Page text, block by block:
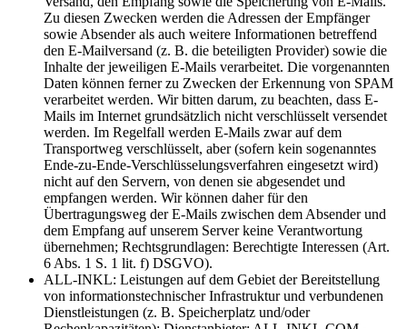
Zu diesen Zwecken werden die Adressen der Empfänger
sowie Absender als auch weitere Informationen betreffend
den E-Mailversand (z. B. die beteiligten Provider) sowie die
Inhalte der jeweiligen E-Mails verarbeitet. Die vorgenannten
Daten können ferner zu Zwecken der Erkennung von SPAM
verarbeitet werden. Wir bitten darum, zu beachten, dass E-
Mails im Internet grundsätzlich nicht verschlüsselt versendet
werden. Im Regelfall werden E-Mails zwar auf dem
Transportweg verschlüsselt, aber (sofern kein sogenanntes
Ende-zu-Ende-Verschlüsselungsverfahren eingesetzt wird)
nicht auf den Servern, von denen sie abgesendet und
empfangen werden. Wir können daher für den
Übertragungsweg der E-Mails zwischen dem Absender und
dem Empfang auf unserem Server keine Verantwortung
übernehmen; Rechtsgrundlagen: Berechtigte Interessen (Art.
6 Abs. 1 S. 1 lit. f) DSGVO).
ALL-INKL: Leistungen auf dem Gebiet der Bereitstellung
von informationstechnischer Infrastruktur und verbundenen
Dienstleistungen (z. B. Speicherplatz und/oder